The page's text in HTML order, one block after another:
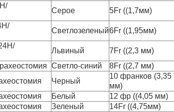
Серое 5Fr ((1,7мм)
Светлозеленый6Fr ((1,95мм)
Львиный 7Fr ((2,3 мм)
Светло-синий 8Fr ((2,7 мм)
Черный
10 франков (3,35
мм)
Белый 12 фр ((4,05 мм)
Зеленый 14Fr ((4,75мм)